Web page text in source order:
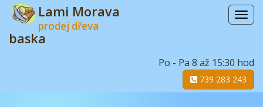
Menu
Lami Morava
prodej dřeva
baska
Po - Pa 8 až 15:30 hod
739 283 243